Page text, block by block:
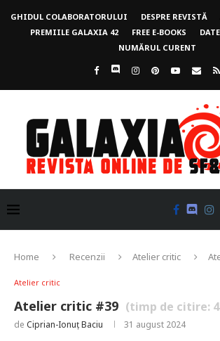
GHIDUL COLABORATORULUI DESPRE REVISTĂ
PREMIILE GALAXIA 42
FREE E-BOOKS
NUMĂRUL CURENT
Home Recenzii Atelier critic
Atelier critic
Atelier critic #39 (timp de citire: 4
de Ciprian-Ionuț Baciu 31 august 2024